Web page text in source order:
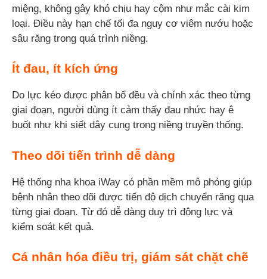
miệng, không gây khó chịu hay cộm như mắc cài kim
loại. Điều này hạn chế tối đa nguy cơ viêm nướu hoặc
sâu răng trong quá trình niềng.
Ít đau, ít kích ứng
Do lực kéo được phân bổ đều và chính xác theo từng
giai đoạn, người dùng ít cảm thấy đau nhức hay ê
buốt như khi siết dây cung trong niềng truyền thống.
Theo dõi tiến trình dễ dàng
Hệ thống nha khoa iWay có phần mềm mô phỏng giúp
bệnh nhân theo dõi được tiến độ dịch chuyển răng qua
từng giai đoạn. Từ đó dễ dàng duy trì động lực và
kiểm soát kết quả.
Cá nhân hóa điều trị, giám sát chặt chẽ